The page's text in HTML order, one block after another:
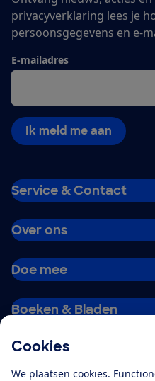
Cookies
We plaatsen cookies.
privacyverklaring lees je
persoonsgegevens en e-
E-mailadres
Ik meld me aan
Service & Contact
Over ons
Doe mee
Boeken & Bladen